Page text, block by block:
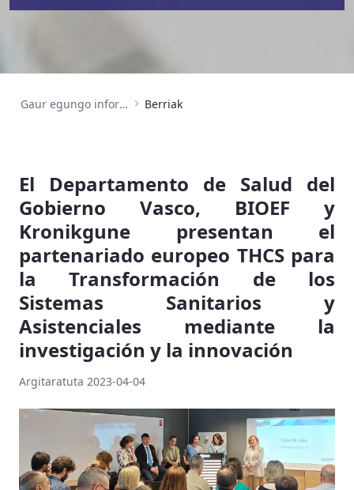
Gaur egungo informazioa Berriak
El Departamento de Salud del
Gobierno Vasco, BIOEF y
Kronikgune presentan el
partenariado europeo THCS para
la Transformación de los
Sistemas Sanitarios y
Asistenciales mediante la
investigación y la innovación
Argitaratuta 2023-04-04